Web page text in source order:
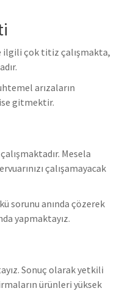
ilgili çok titiz çalışmakta,
arızaların
gitmektir.
Mesela
çalışamayacak
sorunu anında çözerek
yapmaktayız.
Sonuç olarak yetkili
ürünleri yüksek